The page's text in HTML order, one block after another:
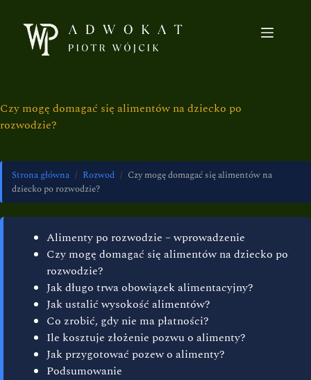
Czy mogę domagać się alimentów na dziecko po
rozwodzie?
Strona główna / Rozwod / Czy mogę domagać się alimentów na
dziecko po rozwodzie?
Alimenty po rozwodzie – wprowadzenie
Czy mogę domagać się alimentów na dziecko po
rozwodzie?
Jak długo trwa obowiązek alimentacyjny?
Jak ustalić wysokość alimentów?
Co zrobić, gdy nie ma płatności?
Ile kosztuje złożenie pozwu o alimenty?
Jak przygotować pozew o alimenty?
Podsumowanie